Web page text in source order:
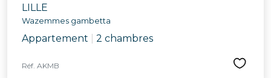
LILLE
Wazemmes gambetta
Appartement 2 chambres
Réf. AKMB